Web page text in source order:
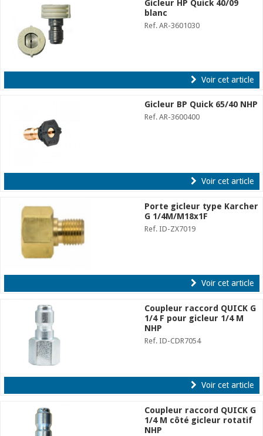
Gicleur HP Quick 40/09
blanc
Ref. AR-3601030
Voir cet article
Gicleur BP Quick 65/40 NHP
Ref. AR-3600400
Voir cet article
Porte gicleur type Karcher
G 1/4M/M18x1F
Ref. ID-ZX7019
Voir cet article
Coupleur raccord QUICK G
1/4 F pour gicleur 1/4 M
NHP
Ref. ID-CDR7054
Voir cet article
Coupleur raccord QUICK G
1/4 M côté gicleur rotatif
NHP